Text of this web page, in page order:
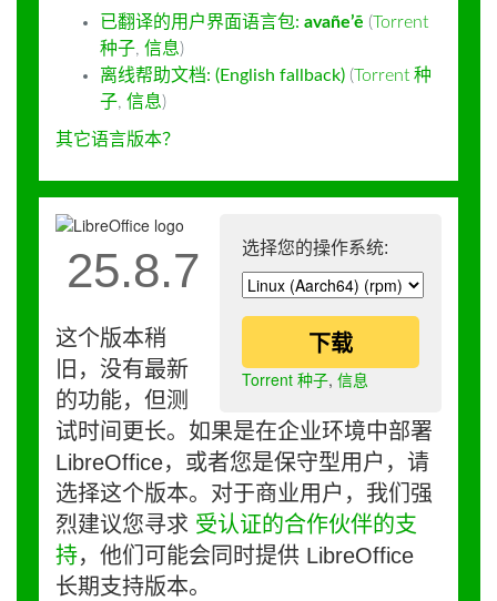
已翻译的用户界面语言包: avañe’ẽ (Torrent
种子, 信息)
离线帮助文档: (English fallback) (Torrent 种
子, 信息)
其它语言版本？
选择您的操作系统:
下载
Torrent 种子, 信息
25.8.7
这个版本稍
旧，没有最新
的功能，但测
试时间更长。如果是在企业环境中部署
LibreOffice，或者您是保守型用户，请
选择这个版本。对于商业用户，我们强
烈建议您寻求 受认证的合作伙伴的支
持，他们可能会同时提供 LibreOffice
长期支持版本。